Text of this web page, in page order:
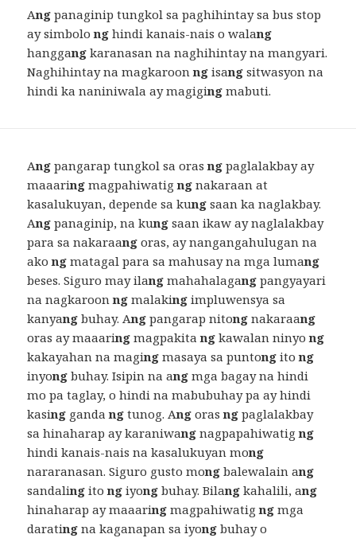
Ang panaginip tungkol sa paghihintay sa bus stop
ay simbolong hindi kanais-nais o walang
hanggang karanasan na naghihintay na mangyari.
Naghihintay na magkaroonng isang sitwasyon na
hindi ka naniniwala ay magiging mabuti.
Ang pangarap tungkol sa orasng paglalakbay ay
maaaring magpahiwatigng nakaraan at
kasalukuyan, depende sa kung saan ka naglakbay.
Ang panaginip, na kung saan ikaw ay naglalakbay
para sa nakaraang oras, ay nangangahulugan na
akong matagal para sa mahusay na mga lumang
beses. Siguro may ilang mahahalagang pangyayari
na nagkaroonng malaking impluwensya sa
kanyang buhay. Ang pangarap nitong nakaraang
oras ay maaaring magpakitang kawalan ninyong
kakayahan na maging masaya sa puntong itong
inyong buhay. Isipin na ang mga bagay na hindi
mo pa taglay, o hindi na mabubuhay pa ay hindi
kasing gandang tunog. Ang orasng paglalakbay
sa hinaharap ay karaniwang nagpapahiwatigng
hindi kanais-nais na kasalukuyan mong
nararanasan. Siguro gusto mong balewalain ang
sandaling itong iyong buhay. Bilang kahalili, ang
hinaharap ay maaaring magpahiwatigng mga
darating na kaganapan sa iyong buhay o